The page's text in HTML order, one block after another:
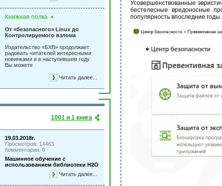
Книжная полка
От «безопасного» Linux до
Контролируемого взлома
Издательство «БХВ» продолжает
радовать читателей интересными
новинками и в наступившем году.
Вы можете
Читать далее...
1001 и 1 книга
19.03.2018г.
Просмотров: 14463
Комментарии: 0
Машинное обучение с
использованием библиотеки Н2О
Читать далее...
Усовершенствованные
бестелесные вредоносные
популярность впоследние годы.